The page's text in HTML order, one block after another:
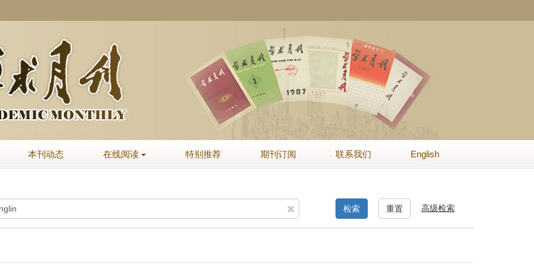
本刊动态 在线阅读 特别推荐 期刊订阅 联系我们 English
检索 重置 高级检索